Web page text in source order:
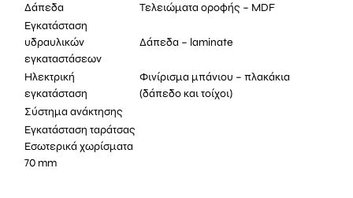
Δάπεδα
Τελειώματα οροφής – MDF
Εγκατάσταση
υδραυλικών
εγκαταστάσεων
Δάπεδα – laminate
Ηλεκτρική
εγκατάσταση
Φινίρισμα μπάνιου – πλακάκια
(δάπεδο και τοίχοι)
Σύστημα ανάκτησης
Εγκατάσταση ταράτσας
Εσωτερικά χωρίσματα
70 mm